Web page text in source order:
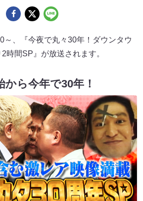
～、『今夜で丸々30年！ダウンタウ
時間SP』が放送されます。
から今年で30年！